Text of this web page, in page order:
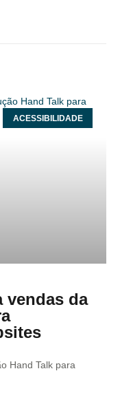
ACESSIBILIDADE
vendas da
Hand Talk para